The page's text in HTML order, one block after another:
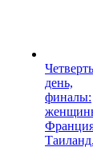
день,
финалы: